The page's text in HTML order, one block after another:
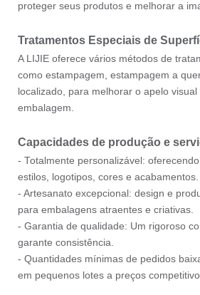
proteger seus produtos e melhorar a
Tratamentos Especiais de
A LIJIE oferece vários métodos de
como estampagem, estampagem a
localizado, para melhorar o apelo
embalagem.
Capacidades de produção e
- Totalmente personalizável:
estilos, logotipos, cores e acabamentos.
- Artesanato excepcional: design e
para embalagens atraentes e criativas.
- Garantia de qualidade: Um rigoroso
garante consistência.
- Quantidades mínimas de pedidos
em pequenos lotes a preços